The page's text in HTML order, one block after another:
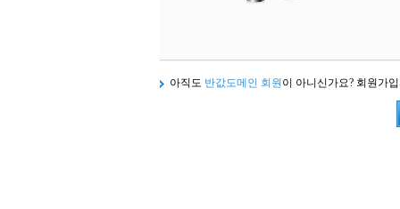
아직도 반값도메인 회원 이 아니신가요? 회원가